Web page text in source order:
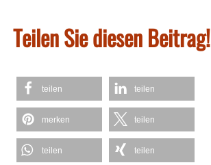
Teilen Sie diesen Beitrag!
teilen teilen
merken teilen
teilen teilen